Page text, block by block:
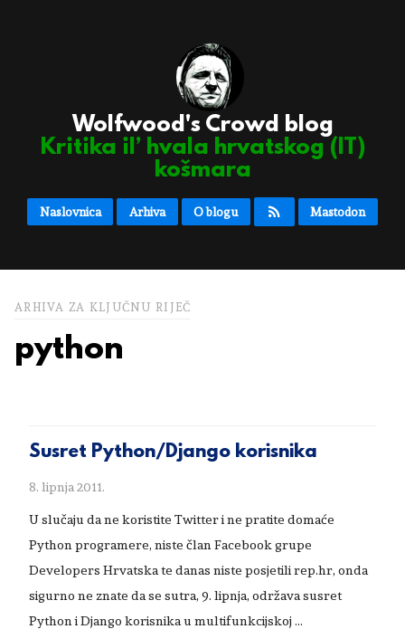
Wolfwood's Crowd blog
Kritika il’ hvala hrvatskog (IT)
košmara
Naslovnica Arhiva O blogu Mastodon
ARHIVA ZA KLJUČNU RIJEČ
python
Susret Python/Django korisnika
8. lipnja 2011.
U slučaju da ne koristite Twitter i ne pratite domaće
Python programere, niste član Facebook grupe
Developers Hrvatska te danas niste posjetili rep.hr, onda
sigurno ne znate da se sutra, 9. lipnja, održava susret
Python i Django korisnika u multifunkcijskoj …